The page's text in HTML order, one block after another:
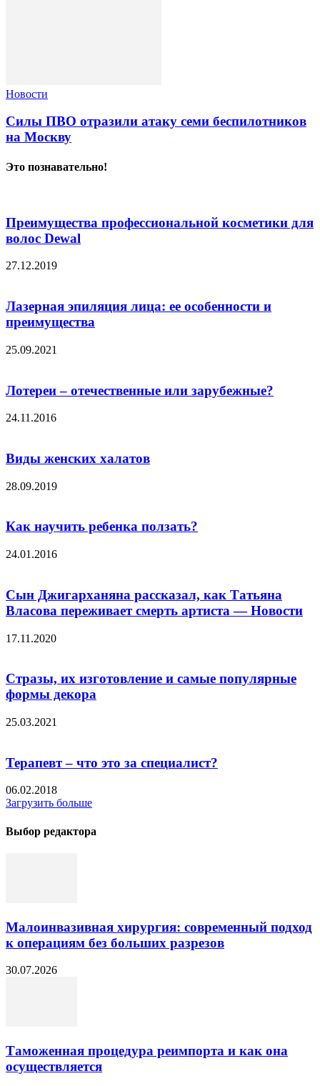
Новости
Силы ПВО отразили атаку семи беспилотников
на Москву
Это познавательно!
Преимущества профессиональной косметики для
волос Dewal
27.12.2019
Лазерная эпиляция лица: ее особенности и
преимущества
25.09.2021
Лотереи – отечественные или зарубежные?
24.11.2016
Виды женских халатов
28.09.2019
Как научить ребенка ползать?
24.01.2016
Сын Джигарханяна рассказал, как Татьяна
Власова переживает смерть артиста — Новости
17.11.2020
Стразы, их изготовление и самые популярные
формы декора
25.03.2021
Терапевт – что это за специалист?
06.02.2018
Загрузить больше
Выбор редактора
Малоинвазивная хирургия: современный подход
к операциям без больших разрезов
30.07.2026
Таможенная процедура реимпорта и как она
осуществляется